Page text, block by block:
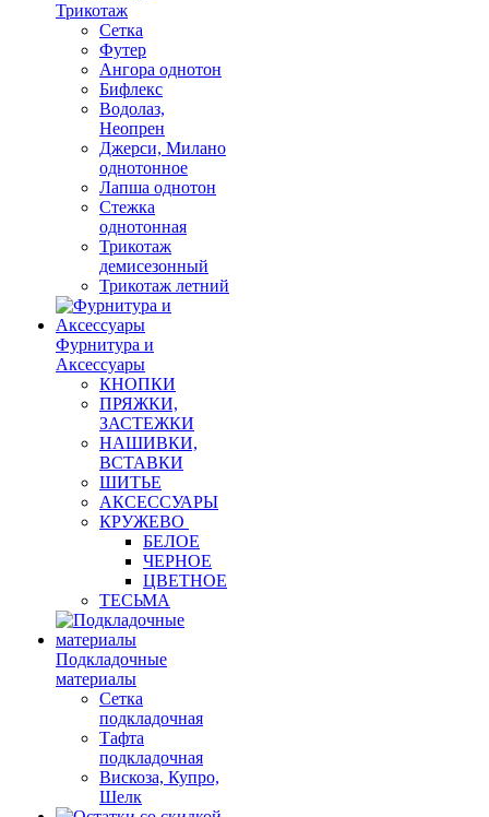
Трикотаж
Сетка
Футер
Ангора однотон
Бифлекс
Водолаз,
Неопрен
Джерси, Милано
однотонное
Лапша однотон
Стежка
однотонная
Трикотаж
демисезонный
Трикотаж летний
Фурнитура и
Аксессуары
КНОПКИ
ПРЯЖКИ,
ЗАСТЕЖКИ
НАШИВКИ,
ВСТАВКИ
ШИТЬЕ
АКСЕССУАРЫ
КРУЖЕВО
БЕЛОЕ
ЧЕРНОЕ
ЦВЕТНОЕ
ТЕСЬМА
Подкладочные
материалы
Сетка
подкладочная
Тафта
подкладочная
Вискоза, Купро,
Шелк